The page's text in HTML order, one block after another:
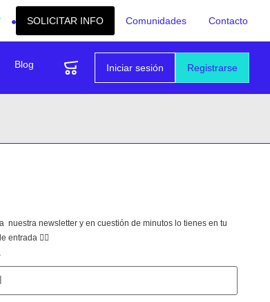
SOLICITAR INFO Comunidades Contacto
Registrarse
Iniciar sesión
Blog
nuestra newsletter y en cuestión de minutos lo tienes en tu
entrada 👇🏻